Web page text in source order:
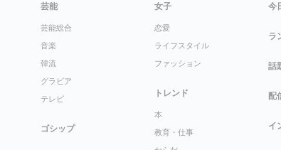
芸能
芸能総合
音楽
韓流
グラビア
テレビ
ゴシップ
女子
恋愛
ライフスタイル
ファッション
トレンド
本
教育・仕事
今
ラ
話
配
イ